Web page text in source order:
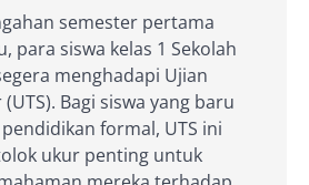
semester pertama
para siswa kelas 1 Sekolah
menghadapi Ujian
Bagi siswa yang baru
formal, UTS ini
ukur penting untuk